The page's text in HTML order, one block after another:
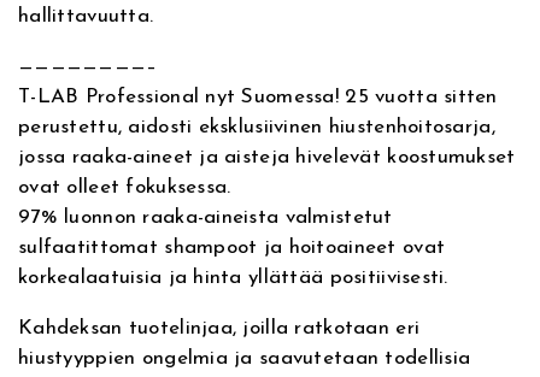
a
r
S
p
r
a
y
3
0
m
l
hallittavuutta.
————————–
T-LAB Professional nyt Suomessa! 25 vuotta sitten
perustettu, aidosti eksklusiivinen hiustenhoitosarja,
jossa raaka-aineet ja aisteja hivelevät koostumukset
ovat olleet fokuksessa.
97% luonnon raaka-aineista valmistetut
sulfaatittomat shampoot ja hoitoaineet ovat
korkealaatuisia ja hinta yllättää positiivisesti.
Kahdeksan tuotelinjaa, joilla ratkotaan eri
hiustyyppien ongelmia ja saavutetaan todellisia